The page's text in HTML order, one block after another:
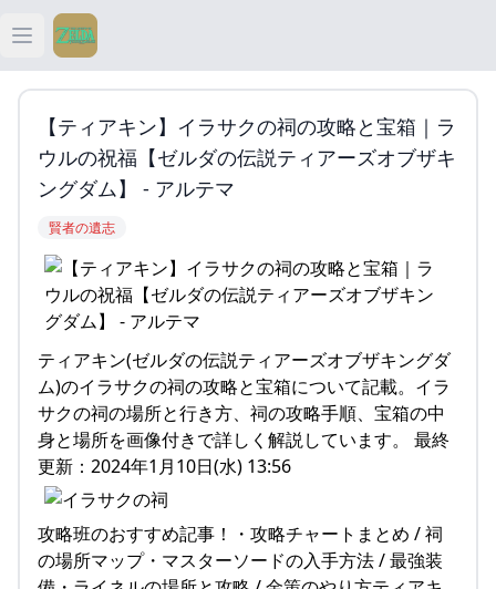
Open main menu
ティアキン
ティアキン 祠
ティアキン 武器
ティアキン 攻略
【ティアキン】イラサクの祠の攻略と宝箱｜ラ
ウルの祝福【ゼルダの伝説ティアーズオブザキ
ングダム】 - アルテマ
賢者の遺志
ティアキン(ゼルダの伝説ティアーズオブザキングダ
ム)のイラサクの祠の攻略と宝箱について記載。イラ
サクの祠の場所と行き方、祠の攻略手順、宝箱の中
身と場所を画像付きで詳しく解説しています。 最終
更新：2024年1月10日(水) 13:56
攻略班のおすすめ記事！・攻略チャートまとめ / 祠
の場所マップ・マスターソードの入手方法 / 最強装